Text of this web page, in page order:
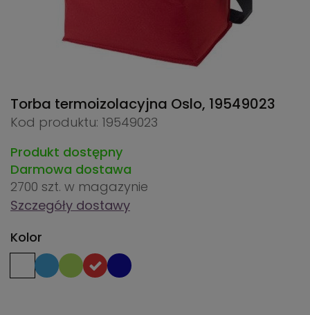
Torba termoizolacyjna Oslo, 19549023
Kod produktu: 19549023
Produkt dostępny
Darmowa dostawa
2700 szt. w magazynie
Szczegóły dostawy
Kolor